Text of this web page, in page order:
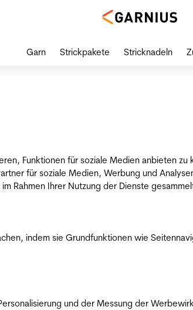
Funktionen für soziale Medien anbieten
für soziale Medien, Werbung und
Rahmen Ihrer Nutzung der Dienste
indem sie Grundfunktionen wie
und der Messung der
Garn Strickpakete Stricknadeln